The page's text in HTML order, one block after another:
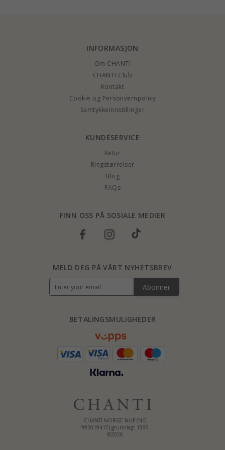
INFORMASJON
Om CHANTI
CHANTI Club
Kontakt
Cookie og Personvernpolicy
Samtykkeinnstillinger
KUNDESERVICE
Retur
Ringstørrelser
Blog
FAQs
FINN OSS PÅ SOSIALE MEDIER
CHANTI NORGE NUF (NO
992019417) grunnlagt 1995
©2026
BETALINGSMULIGHEDER
MELD DEG PÅ VÅRT NYHETSBREV
Abonner